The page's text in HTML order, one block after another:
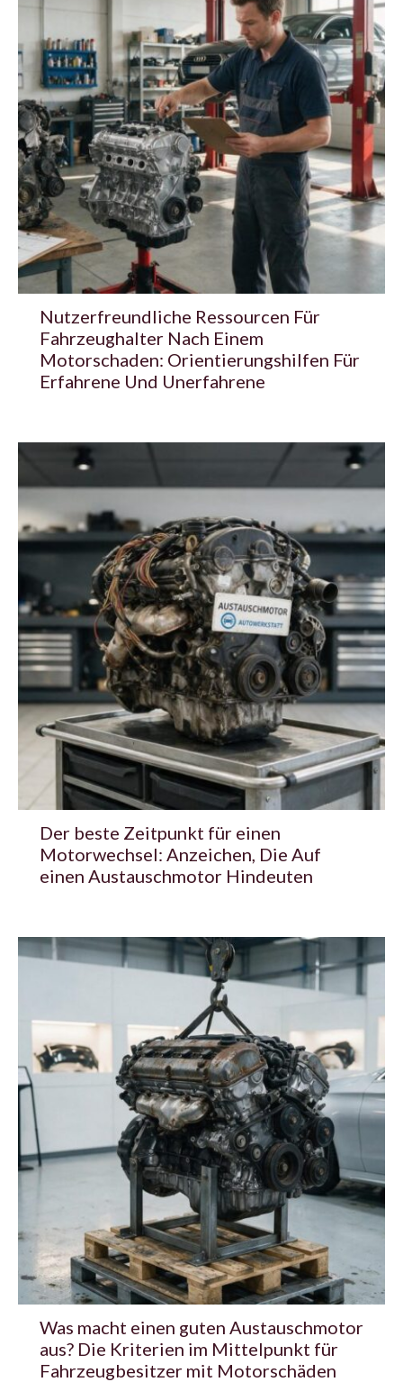
Nutzerfreundliche Ressourcen Für
Fahrzeughalter Nach Einem
Motorschaden: Orientierungshilfen Für
Erfahrene Und Unerfahrene
Der beste Zeitpunkt für einen
Motorwechsel: Anzeichen, Die Auf
einen Austauschmotor Hindeuten
Was macht einen guten Austauschmotor
aus? Die Kriterien im Mittelpunkt für
Fahrzeugbesitzer mit Motorschäden